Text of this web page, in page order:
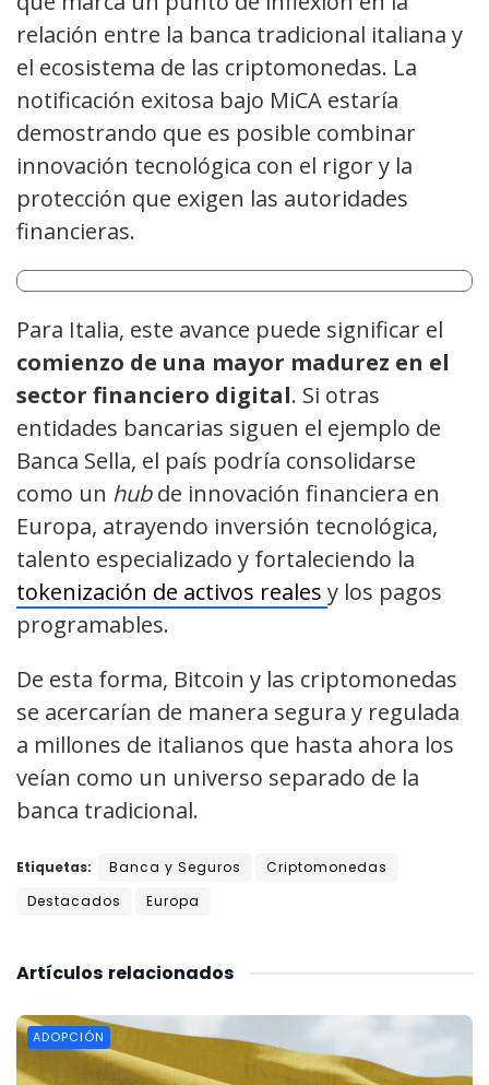
relación entre la banca tradicional italiana y
el ecosistema de las criptomonedas. La
notificación exitosa bajo MiCA estaría
demostrando que es posible combinar
innovación tecnológica con el rigor y la
protección que exigen las autoridades
financieras.
Para Italia, este avance puede significar el
comienzo de una mayor madurez en el
sector financiero digital. Si otras
entidades bancarias siguen el ejemplo de
Banca Sella, el país podría consolidarse
como un hubde innovación financiera en
Europa, atrayendo inversión tecnológica,
talento especializado y fortaleciendo la
tokenización de activos reales y los pagos
programables.
De esta forma, Bitcoin y las criptomonedas
se acercarían de manera segura y regulada
a millones de italianos que hasta ahora los
veían como un universo separado de la
banca tradicional.
Etiquetas: Banca y Seguros
Criptomonedas
Destacados
Europa
relacionados
Artículos
ADOPCIÓN